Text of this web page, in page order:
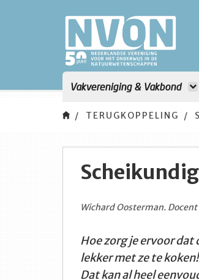
Vakvereniging & Vakbond
TERUGKOPPELING
Wichard Oosterman.
Hoe zorg je ervoor
lekker met ze te
Dat kan al heel